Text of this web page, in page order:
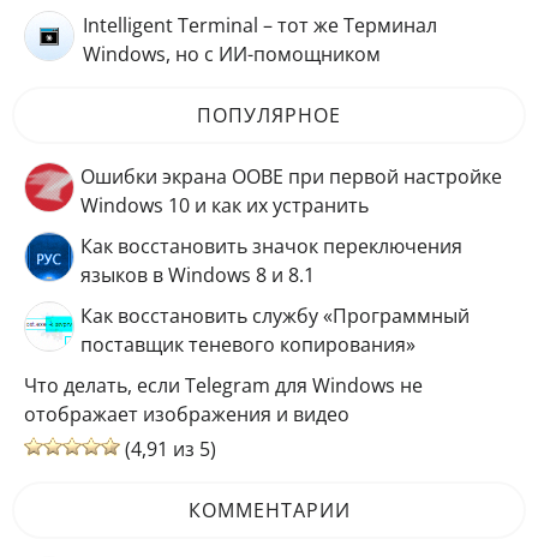
Intelligent Terminal – тот же Терминал
Windows, но с ИИ-помощником
ПОПУЛЯРНОЕ
Ошибки экрана OOBE при первой настройке
Windows 10 и как их устранить
Как восстановить значок переключения
языков в Windows 8 и 8.1
Как восстановить службу «Программный
поставщик теневого копирования»
Что делать, если Telegram для Windows не
отображает изображения и видео
(4,91 из 5)
КОММЕНТАРИИ